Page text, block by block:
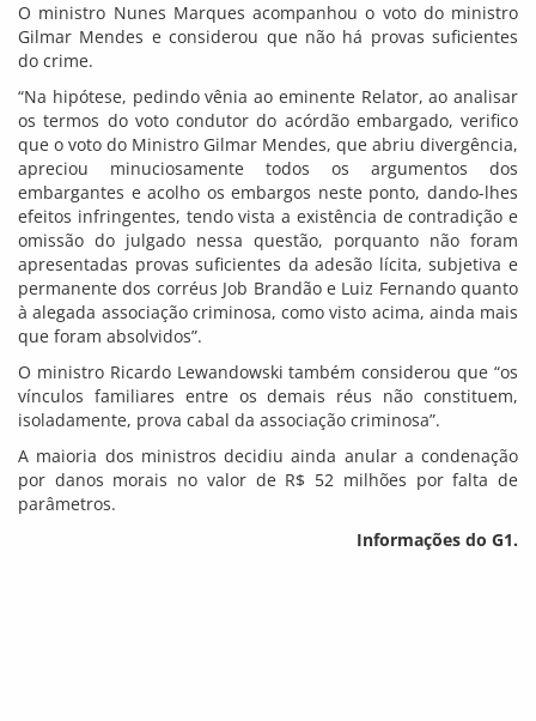
O ministro Nunes Marques acompanhou o voto do ministro
Gilmar Mendes e considerou que não há provas suficientes
do crime.
“Na hipótese, pedindo vênia ao eminente Relator, ao analisar
os termos do voto condutor do acórdão embargado, verifico
que o voto do Ministro Gilmar Mendes, que abriu divergência,
apreciou minuciosamente todos os argumentos dos
embargantes e acolho os embargos neste ponto, dando-lhes
efeitos infringentes, tendo vista a existência de contradição e
omissão do julgado nessa questão, porquanto não foram
apresentadas provas suficientes da adesão lícita, subjetiva e
permanente dos corréus Job Brandão e Luiz Fernando quanto
à alegada associação criminosa, como visto acima, ainda mais
que foram absolvidos”.
O ministro Ricardo Lewandowski também considerou que “os
vínculos familiares entre os demais réus não constituem,
isoladamente, prova cabal da associação criminosa”.
A maioria dos ministros decidiu ainda anular a condenação
por danos morais no valor de R$ 52 milhões por falta de
parâmetros.
Informações do G1.